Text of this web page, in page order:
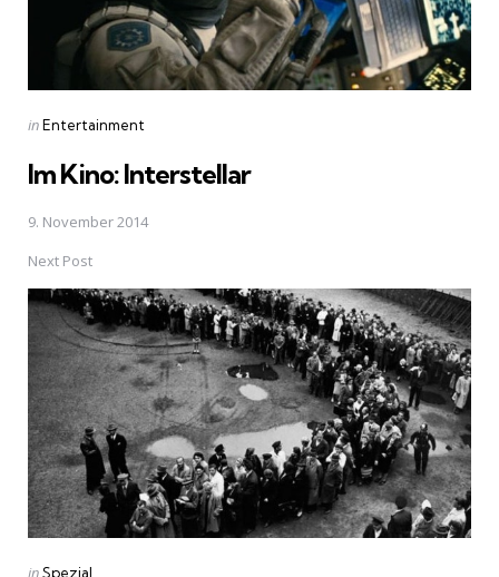
Posted
inEntertainment
Im Kino: Interstellar
9. November 2014
Next Post
Posted
inSpezial